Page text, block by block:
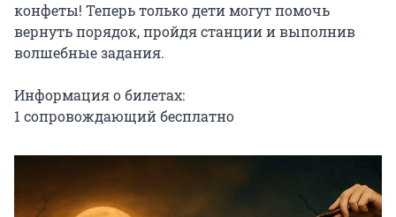
конфеты! Теперь только дети могут помочь
вернуть порядок, пройдя станции и выполнив
волшебные задания.
Информация о билетах:
1 сопровождающий бесплатно